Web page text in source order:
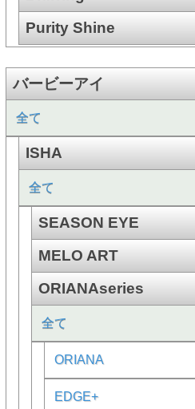
Purity Shine
バービーアイ
全て
ISHA
全て
SEASON EYE
MELO ART
ORIANAseries
全て
ORIANA
EDGE+